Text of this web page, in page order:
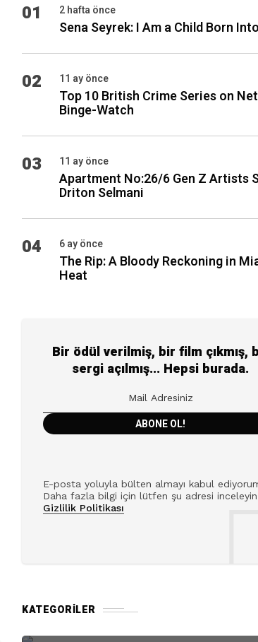
01 2 hafta önce
Sena Seyrek: I Am a Child Born
02 11 ay önce
Top 10 British Crime Series on
Binge-Watch
03 11 ay önce
Apartment No:26/6 Gen Z Artists
Driton Selmani
04 6 ay önce
The Rip: A Bloody Reckoning in
Heat
Bir ödül verilmiş, bir film çıkmış,
sergi açılmış... Hepsi burada.
E-posta yoluyla bülten almayı kabul
Daha fazla bilgi için lütfen şu adresi
Gizlilik Politikası
KATEGORILER